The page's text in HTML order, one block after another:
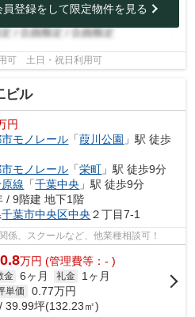
員登録をして限定物件を見る
可 土日・祝日利用可
ビル
円
モノレール 「葭川公園 」駅 徒歩
モノレール 「栄町 」駅 徒歩9分
線 「千葉中央 」駅 徒歩9分
/ 9階建 地下1階
千葉市中央区中央 ２丁目7-1
係、スクールなど、他業種相談可！
万円 (管理費等：- )
金 6ヶ月 礼金 1ヶ月
単価 0.77万円
39.99坪(132.23㎡)